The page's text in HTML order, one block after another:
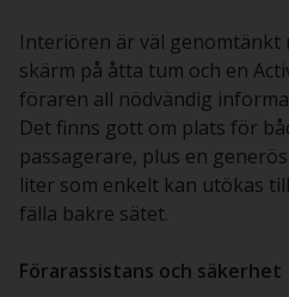
Interiören är väl genomtänkt
skärm på åtta tum och en
föraren all nödvändig
Det finns gott om plats för
passagerare, plus en
liter som enkelt kan utökas
fälla bakre sätet.
Förarassistans och säkerhet